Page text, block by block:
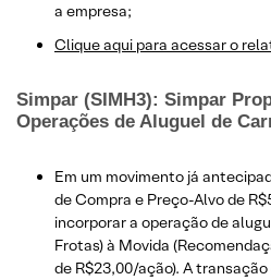
a empresa;
Clique aqui para acessar o
Simpar (SIMH3): Simpar
Operações de Aluguel de
Em um movimento já
de Compra e Preço-Alvo de
incorporar a operação de
Frotas) à Movida
de R$23,00/ação). A